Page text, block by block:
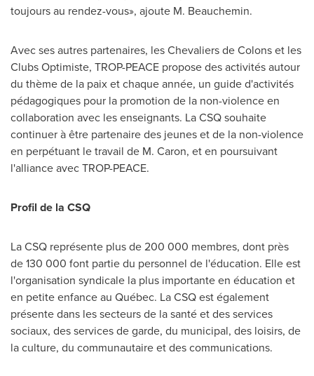
toujours au rendez-vous», ajoute M. Beauchemin.
Avec ses autres partenaires, les Chevaliers de Colons et les
Clubs Optimiste, TROP-PEACE propose des activités autour
du thème de la paix et chaque année, un guide d'activités
pédagogiques pour la promotion de la non-violence en
collaboration avec les enseignants. La CSQ souhaite
continuer à être partenaire des jeunes et de la non-violence
en perpétuant le travail de M. Caron, et en poursuivant
l'alliance avec TROP-PEACE.
Profil de la CSQ
La CSQ représente plus de 200 000 membres, dont près
de 130 000 font partie du personnel de l'éducation. Elle est
l'organisation syndicale la plus importante en éducation et
en petite enfance au Québec. La CSQ est également
présente dans les secteurs de la santé et des services
sociaux, des services de garde, du municipal, des loisirs, de
la culture, du communautaire et des communications.